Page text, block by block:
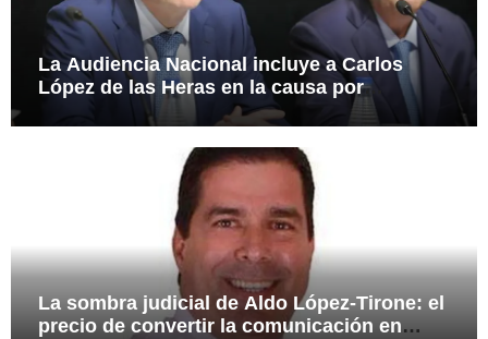
La Audiencia Nacional incluye a Carlos
López de las Heras en la causa por
presuntas irregularidades en el rescate de
112,8 millones a Tubos Reunidos
La sombra judicial de Aldo López-Tirone: el
precio de convertir la comunicación en